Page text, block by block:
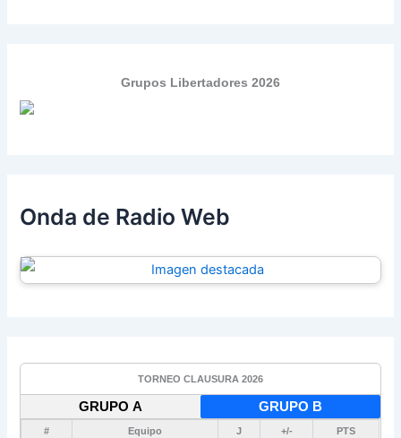
Grupos Libertadores 2026
Onda de Radio Web
TORNEO CLAUSURA 2026
GRUPO A GRUPO B
# Equipo J +/- PTS